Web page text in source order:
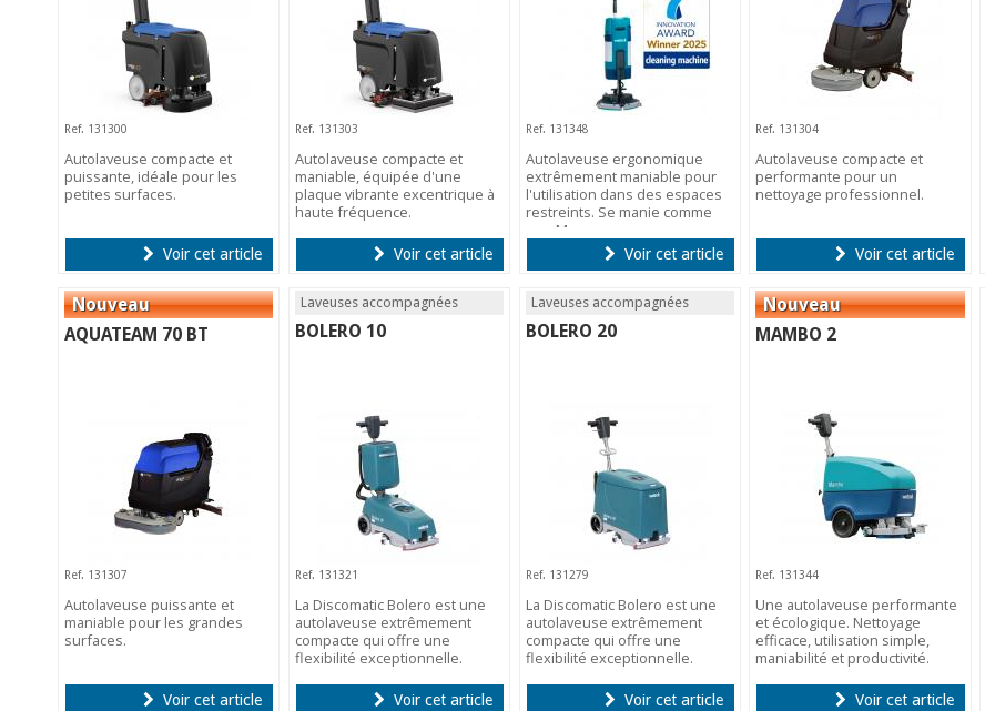
Ref. 131300
Autolaveuse compacte et
puissante, idéale pour les
petites surfaces.
Voir cet article
Ref. 131303
Autolaveuse compacte et
maniable, équipée d'une
plaque vibrante excentrique à
haute fréquence.
Voir cet article
Ref. 131348
Autolaveuse ergonomique
extrêmement maniable pour
l'utilisation dans des espaces
restreints. Se manie comme
une Mop.
Voir cet article
Ref. 131304
Autolaveuse compacte et
performante pour un
nettoyage professionnel.
Voir cet article
AQUATEAM 70 BT
Ref. 131307
Autolaveuse puissante et
maniable pour les grandes
surfaces.
Voir cet article
Laveuses accompagnées
BOLERO 10
Ref. 131321
La Discomatic Bolero est une
autolaveuse extrêmement
compacte qui offre une
flexibilité exceptionnelle.
Voir cet article
Laveuses accompagnées
BOLERO 20
Ref. 131279
La Discomatic Bolero est une
autolaveuse extrêmement
compacte qui offre une
flexibilité exceptionnelle.
Voir cet article
MAMBO 2
Ref. 131344
Une autolaveuse performante
et écologique. Nettoyage
efficace, utilisation simple,
maniabilité et productivité.
Voir cet article